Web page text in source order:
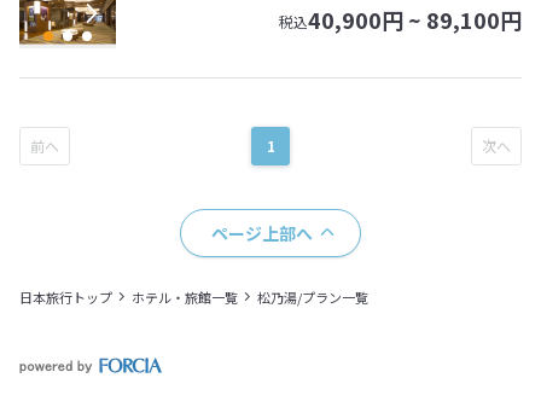
税込40,900円 ~ 89,100円
1
ページ上部へ
日本旅行トップ ホテル・旅館一覧 松乃湯/プラン一覧